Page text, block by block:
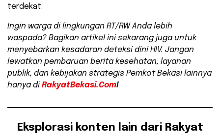
terdekat.
Ingin warga di lingkungan RT/RW Anda lebih
waspada? Bagikan artikel ini sekarang juga untuk
menyebarkan kesadaran deteksi dini HIV. Jangan
lewatkan pembaruan berita kesehatan, layanan
publik, dan kebijakan strategis Pemkot Bekasi lainnya
hanya di RakyatBekasi.Com!
Eksplorasi konten lain dari Rakyat